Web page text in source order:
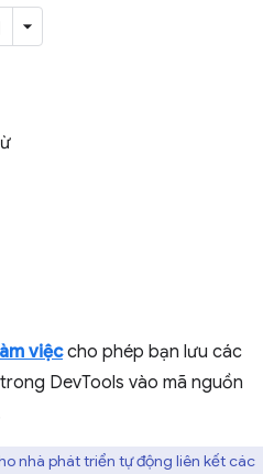
việccho phép bạn lưu các
DevTools vào mã nguồn
nhà phát triển tự động liên kết các